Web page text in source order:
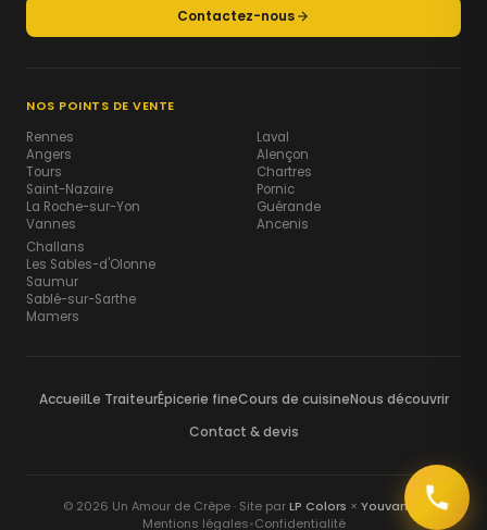
Contactez-nous
NOS POINTS DE VENTE
Rennes
Angers
Tours
Saint-Nazaire
La Roche-sur-Yon
Vannes
Laval
Alençon
Chartres
Pornic
Guérande
Ancenis
Challans
Les Sables-d'Olonne
Saumur
Sablé-sur-Sarthe
Mamers
AccueilLe TraiteurÉpicerie fineCours de cuisineNous découvrir
Contact & devis
© 2026 Un Amour de Crêpe · Site parLP Colors × Youvanna
Mentions légales•Confidentialité